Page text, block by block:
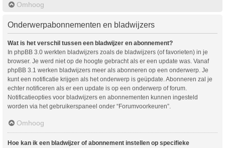
Omhoog
Onderwerpabonnementen en bladwijzers
Wat is het verschil tussen een bladwijzer en abonnement?
In phpBB 3.0 werkten bladwijzers zoals de bladwijzers (of favorieten) in je
browser. Je werd niet op de hoogte gebracht als er een update was. Vanaf
phpBB 3.1 werken bladwijzers meer als abonneren op een onderwerp. Je
kunt een notificatie krijgen als het onderwerp is geüpdate. Abonneren zal je
echter notificeren als er een update is op een onderwerp of forum.
Notificatieopties voor bladwijzers en abonnementen kunnen ingesteld
worden via het gebruikerspaneel onder “Forumvoorkeuren”.
Omhoog
Hoe kan ik een bladwijzer of abonnement instellen op specifieke